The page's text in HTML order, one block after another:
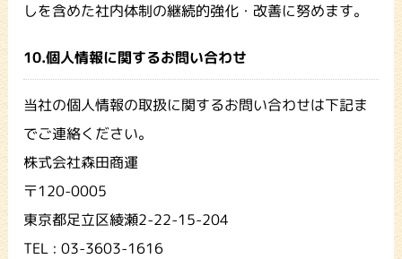
しを含めた社内体制の継続的強化・改善に努めます。
10.個人情報に関するお問い合わせ
当社の個人情報の取扱に関するお問い合わせは下記ま
でご連絡ください。
株式会社森田商運
〒120-0005
東京都足立区綾瀬2-22-15-204
TEL : 03-3603-1616